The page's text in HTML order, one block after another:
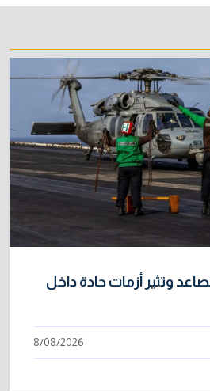
بسبب تأخّر دفع رواتب
ارتفاع عدد الإصابات
من نفط الخليج لا يملك بديلاً عن
وتثير أزمات حادة داخل
8/08/2026